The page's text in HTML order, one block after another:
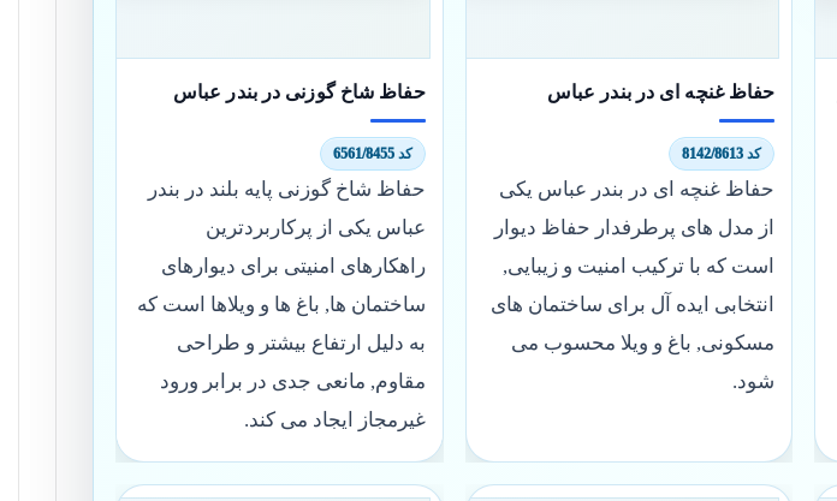
حفاظ غنچه ای در بندر عباس
کد 8142/8613
حفاظ غنچه ای در بندر عباس یکی
از مدل های پرطرفدار حفاظ دیوار
است که با ترکیب امنیت و زیبایی,
انتخابی ایده آل برای ساختمان های
مسکونی, باغ و ویلا محسوب می
شود.
حفاظ شاخ گوزنی در بندر عباس
کد 6561/8455
حفاظ شاخ گوزنی پایه بلند در بندر
عباس یکی از پرکاربردترین
راهکارهای امنیتی برای دیوارهای
ساختمان ها, باغ ها و ویلاها است که
به دلیل ارتفاع بیشتر و طراحی
مقاوم, مانعی جدی در برابر ورود
غیرمجاز ایجاد می کند.